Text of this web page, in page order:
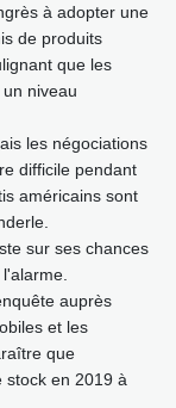
à adopter une
de produits
que les
niveau
les négociations
difficile pendant
américains sont
sur ses chances
auprès
et les
que
stock en 2019 à